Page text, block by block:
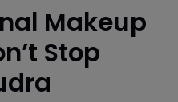
Makeup
Stop